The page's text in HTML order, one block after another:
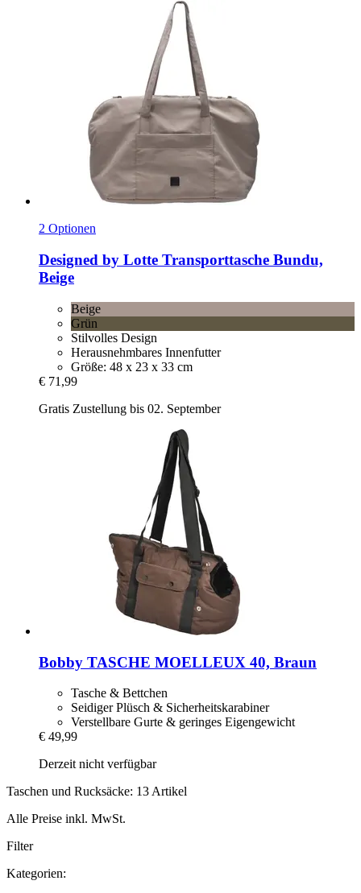
2 Optionen
Designed by Lotte Transporttasche Bundu,
Beige
Beige
Grün
Stilvolles Design
Herausnehmbares Innenfutter
Größe: 48 x 23 x 33 cm
€ 71,99
Gratis Zustellung bis 02. September
Bobby TASCHE MOELLEUX 40, Braun
Tasche & Bettchen
Seidiger Plüsch & Sicherheitskarabiner
Verstellbare Gurte & geringes Eigengewicht
€ 49,99
Derzeit nicht verfügbar
Taschen und Rucksäcke: 13 Artikel
Alle Preise inkl. MwSt.
Filter
Kategorien: